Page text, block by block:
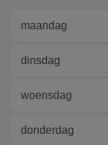
maandag
dinsdag
woensdag
donderdag